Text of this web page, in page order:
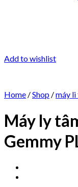
Add to wishlist
Home /Shop /máy li
Máy ly
Gemmy